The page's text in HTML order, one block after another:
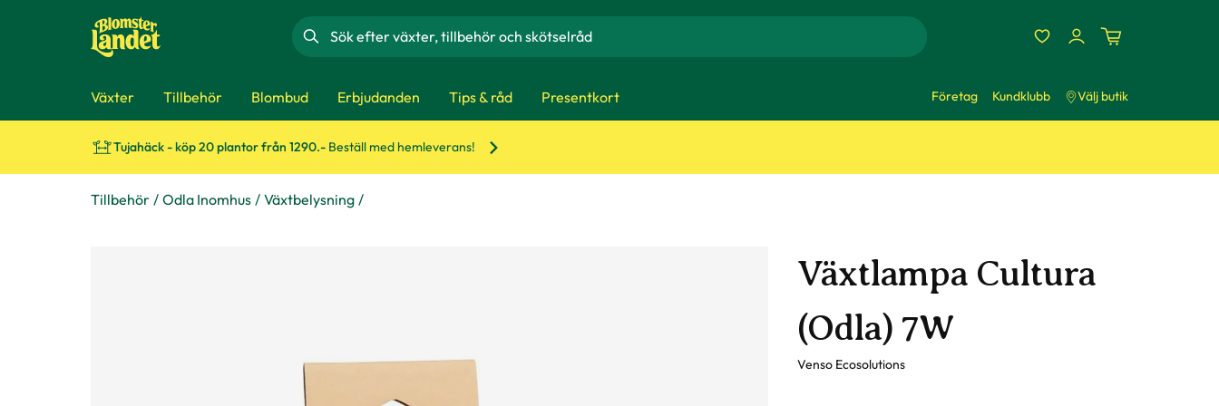
Sök
Växter Tillbehör Blombud Erbjudanden Tips & råd Presentkort Företag Kundklubb Välj butik
Tujahäck - köp 20 plantor från 1290.- Beställ med hemleverans!
Tillbehör Odla Inomhus Växtbelysning
Växtlampa Cultura
(Odla) 7W
Venso Ecosolutions